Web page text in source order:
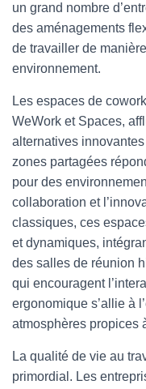
un grand nombre
des aménagements
de travailler de
environnement.
Les espaces de
WeWork et Spaces,
alternatives
zones partagées
pour des
collaboration et
classiques, ces
et dynamiques,
des salles de réunion
qui encouragent
ergonomique s’allie à
atmosphères propices
La qualité de vie au
primordial. Les